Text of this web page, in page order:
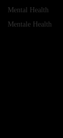
Mental Health
Mentale Health